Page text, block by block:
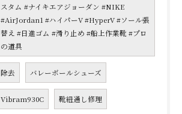
スタム #ナイキエアジョーダン #NIKE
#AirJordan1 #ハイパーV #HyperV #ソール張
替え #日進ゴム #滑り止め #船上作業靴 #プロ
の道具
除去 バレーボールシューズ
Vibram930C 靴紐通し修理